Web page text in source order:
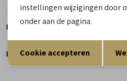
Retourneren
Reserveer en pas in de winkel
Terug
instellingen wijzigingen door
onder aan de pagina.
Cookie accepteren